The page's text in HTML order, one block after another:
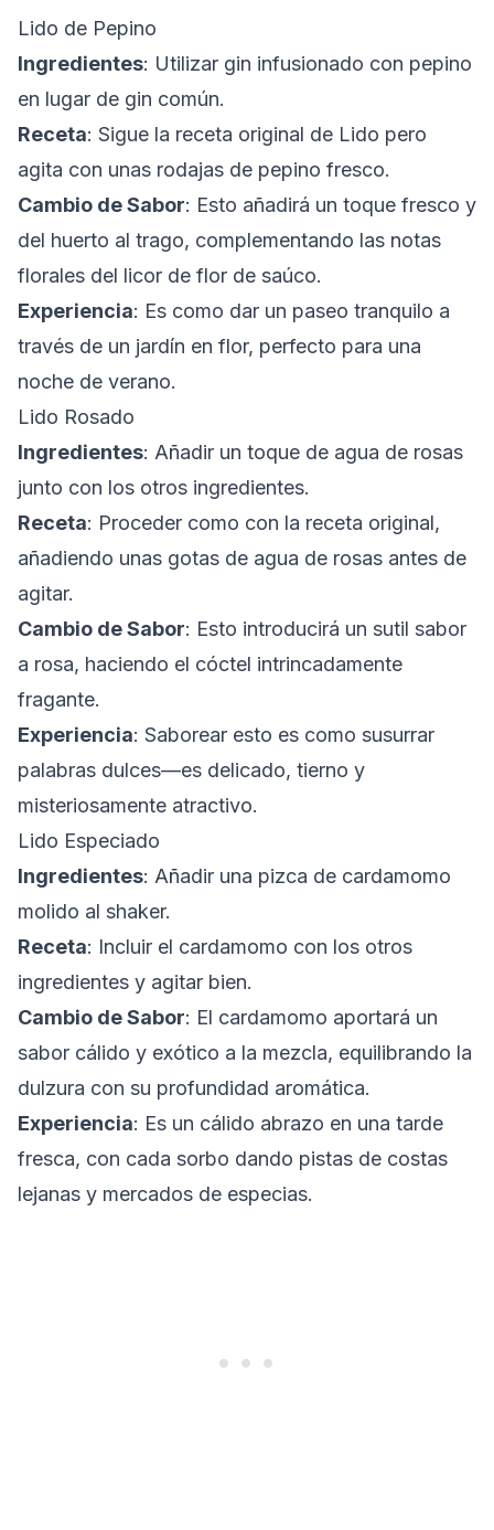
Lido de Pepino
Ingredientes: Utilizar gin infusionado con pepino
en lugar de gin común.
Receta: Sigue la receta original de Lido pero
agita con unas rodajas de pepino fresco.
Cambio de Sabor: Esto añadirá un toque fresco y
del huerto al trago, complementando las notas
florales del licor de flor de saúco.
Experiencia: Es como dar un paseo tranquilo a
través de un jardín en flor, perfecto para una
noche de verano.
Lido Rosado
Ingredientes: Añadir un toque de agua de rosas
junto con los otros ingredientes.
Receta: Proceder como con la receta original,
añadiendo unas gotas de agua de rosas antes de
agitar.
Cambio de Sabor: Esto introducirá un sutil sabor
a rosa, haciendo el cóctel intrincadamente
fragante.
Experiencia: Saborear esto es como susurrar
palabras dulces—es delicado, tierno y
misteriosamente atractivo.
Lido Especiado
Ingredientes: Añadir una pizca de cardamomo
molido al shaker.
Receta: Incluir el cardamomo con los otros
ingredientes y agitar bien.
Cambio de Sabor: El cardamomo aportará un
sabor cálido y exótico a la mezcla, equilibrando la
dulzura con su profundidad aromática.
Experiencia: Es un cálido abrazo en una tarde
fresca, con cada sorbo dando pistas de costas
lejanas y mercados de especias.